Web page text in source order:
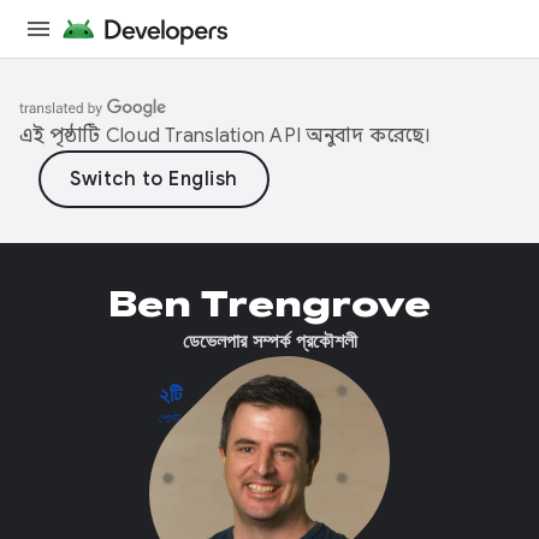
এই পৃষ্ঠাটি Cloud Translation API অনুবাদ করেছে।
২টি
পোস্ট
Ben Trengrove
ডেভেলপার সম্পর্ক প্রকৌশলী